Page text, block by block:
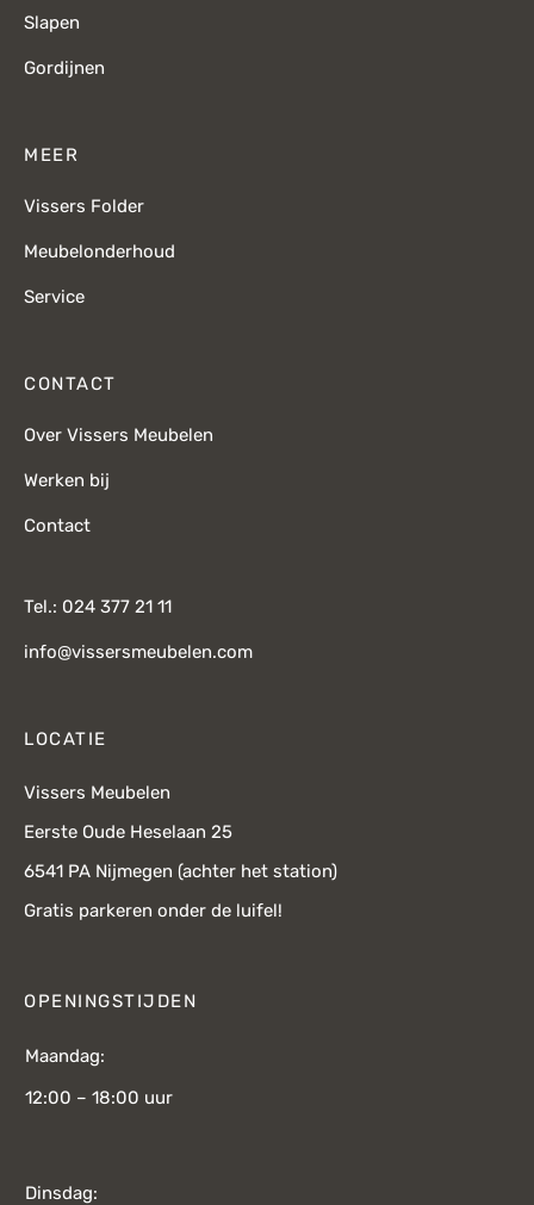
Slapen
Gordijnen
MEER
Vissers Folder
Meubelonderhoud
Service
CONTACT
Over Vissers Meubelen
Werken bij
Contact
Tel.: 024 377 21 11
info@vissersmeubelen.com
LOCATIE
Vissers Meubelen
Eerste Oude Heselaan 25
6541 PA Nijmegen (achter het station)
Gratis parkeren onder de luifel!
OPENINGSTIJDEN
Maandag:
12:00 – 18:00 uur
Dinsdag: